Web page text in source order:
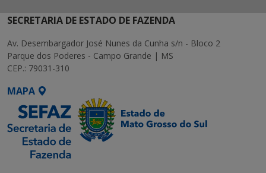
SECRETARIA DE ESTADO DE FAZENDA
Av. Desembargador José Nunes da Cunha s/n - Bloco 2
Parque dos Poderes - Campo Grande | MS
CEP.: 79031-310
MAPA